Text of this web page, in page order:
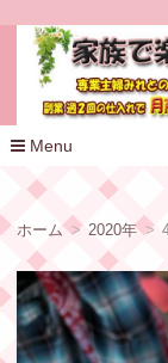
家族で
Menu
テ
ン
移
ホーム 2020年